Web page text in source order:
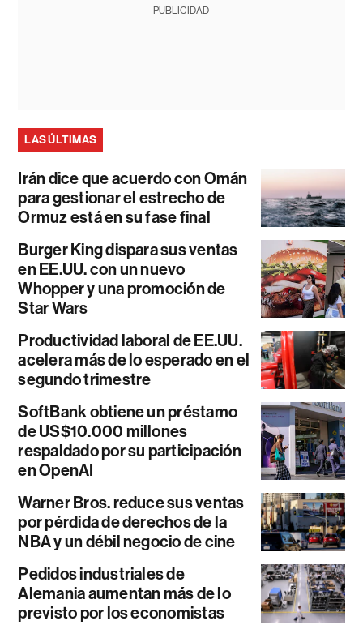
PUBLICIDAD
LAS ÚLTIMAS
Irán dice que acuerdo con Omán
para gestionar el estrecho de
Ormuz está en su fase final
Burger King dispara sus ventas
en EE.UU. con un nuevo
Whopper y una promoción de
Star Wars
Productividad laboral de EE.UU.
acelera más de lo esperado en el
segundo trimestre
SoftBank obtiene un préstamo
de US$10.000 millones
respaldado por su participación
en OpenAI
Warner Bros. reduce sus ventas
por pérdida de derechos de la
NBA y un débil negocio de cine
Pedidos industriales de
Alemania aumentan más de lo
previsto por los economistas